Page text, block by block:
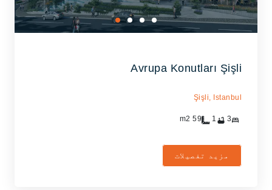
Avrupa Konutları Şişli
Şişli, Istanbul
3
1
59
مزید تفصیلات